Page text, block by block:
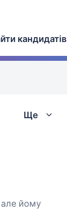
кандидатів
Ще
але йому